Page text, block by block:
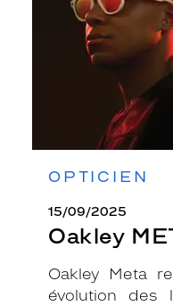
OPTICIEN
15/09/2025
Oakley
Oakley Meta
évolution des